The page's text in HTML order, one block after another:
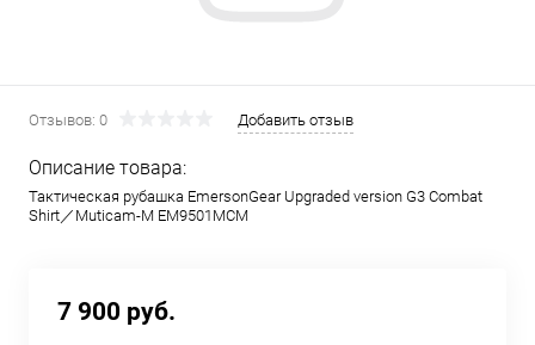
Отзывов: 0 Добавить отзыв
Описание товара:
Тактическая рубашка EmersonGear Upgraded version G3 Combat
Shirt／Muticam-M EM9501MCM
7 900 руб.